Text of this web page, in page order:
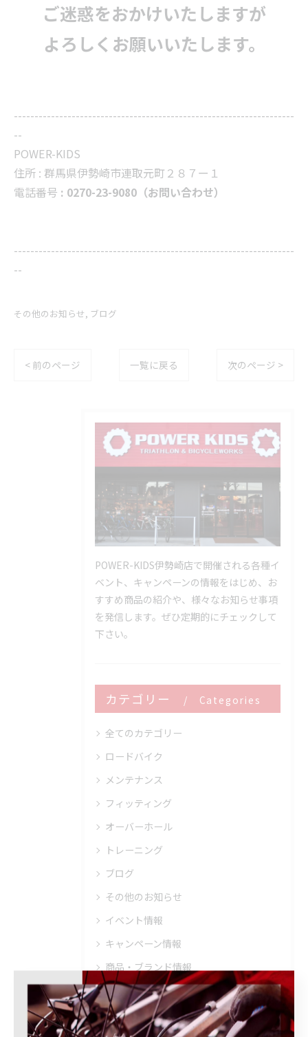
ご迷惑をおかけいたしますが
よろしくお願いいたします。
--------------------------------------------------------------------
--
POWER-KIDS
住所 : 群馬県伊勢崎市連取元町２８７ー１
電話番号 : 0270-23-9080（お問い合わせ）
--------------------------------------------------------------------
--
その他のお知らせ ブログ
< 前のページ 一覧に戻る 次のページ >
POWER-KIDS伊勢崎店で開催される各種イ
ベント、キャンペーンの情報をはじめ、お
すすめ商品の紹介や、様々なお知らせ事項
を発信します。ぜひ定期的にチェックして
下さい。
カテゴリー Categories
全てのカテゴリー
ロードバイク
メンテナンス
フィッティング
オーバーホール
トレーニング
ブログ
その他のお知らせ
イベント情報
キャンペーン情報
商品・ブランド情報
取り扱いブランド
ウェア・ヘルメット・シューズ